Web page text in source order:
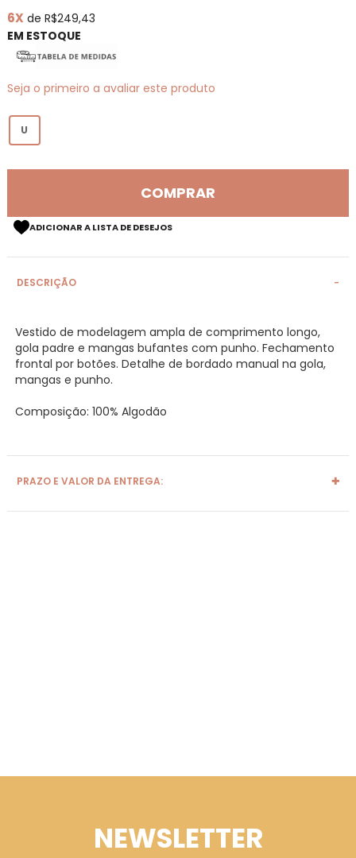
6X de R$249,43
EM ESTOQUE
Seja o primeiro a avaliar este produto
U
COMPRAR
ADICIONAR A LISTA DE DESEJOS
DESCRIÇÃO
Vestido de modelagem ampla de comprimento longo,
gola padre e mangas bufantes com punho. Fechamento
frontal por botões. Detalhe de bordado manual na gola,
mangas e punho.
Composição: 100% Algodão
PRAZO E VALOR DA ENTREGA:
de
imagens
NEWSLETTER